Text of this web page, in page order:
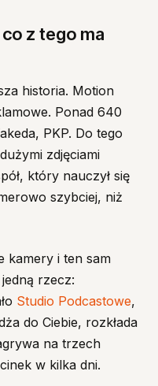
co z tego ma
historia. Motion
Ponad 640
PKP. Do tego
zdjęciami
który nauczył się
szybciej, niż
kamery i ten sam
rzecz:
Studio Podcastowe,
do Ciebie, rozkłada
na trzech
w kilka dni.